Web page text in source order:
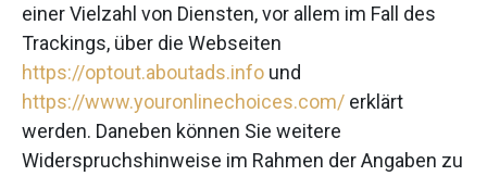
einer Vielzahl von Diensten, vor allem im Fall des
Trackings, über die Webseiten
https://optout.aboutads.info und
https://www.youronlinechoices.com/ erklärt
werden. Daneben können Sie weitere
Widerspruchshinweise im Rahmen der Angaben zu